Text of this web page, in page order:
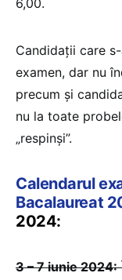
6,00.
Candidaţii care
examen, dar nu
precum şi
nu la toate
„respinşi”.
Calendarul
Bacalaureat
2024:
3 – 7 iunie 2024: